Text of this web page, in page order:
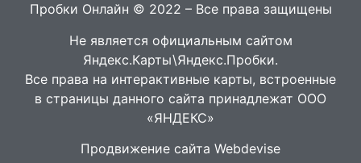
Пробки Онлайн © 2022 – Все права защищены
Не является официальным сайтом
Яндекс.Карты\Яндекс.Пробки.
Все права на интерактивные карты, встроенные
в страницы данного сайта принадлежат ООО
«ЯНДЕКС»
Продвижение сайта Webdevise